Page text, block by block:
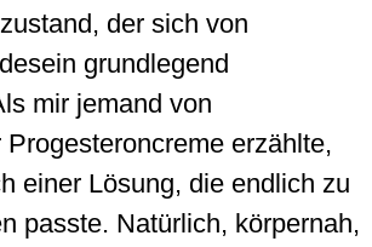
der sich von
grundlegend
mir jemand von
erzählte,
einer Lösung, die endlich zu
passte. Natürlich, körpernah,